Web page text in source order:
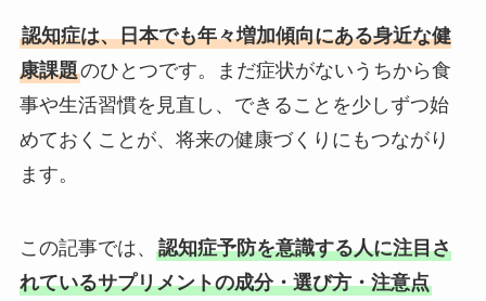
認知症は、日本でも年々増加傾向にある身近な健
康課題のひとつです。まだ症状がないうちから食
事や生活習慣を見直し、できることを少しずつ始
めておくことが、将来の健康づくりにもつながり
ます。
この記事では、 認知症予防を意識する人に注目さ
れているサプリメントの成分・選び方・注意点